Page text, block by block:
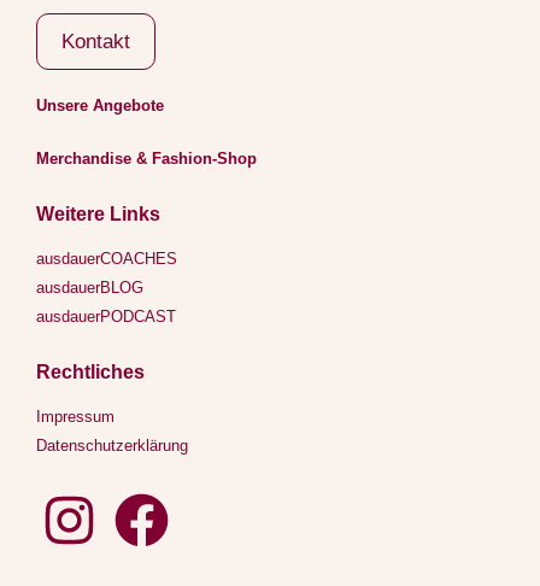
Kontakt
Unsere Angebote
Merchandise & Fashion-Shop
Weitere Links
ausdauerCOACHES
ausdauerBLOG
ausdauerPODCAST
Rechtliches
Impressum
Datenschutzerklärung